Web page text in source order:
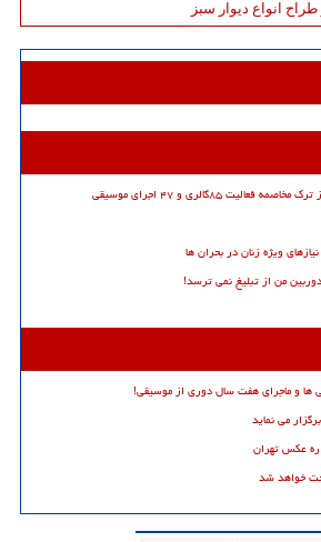
انواع دیوار سبز
۸۵گالری و ۴۷ اجرای موسیقی
ویژه زنان در بحران ها
من از تبلیغ نمی ترسد!
ها و ماجرای هفت سال دوری از موسیقی!
می نماید
عکس تهران